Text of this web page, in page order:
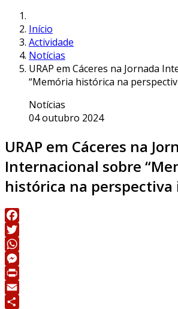
Início
Actividade
Notícias
URAP em Cáceres na Jornada
“Memória histórica na
Notícias
04 outubro 2024
URAP em Cáceres na
Internacional sobre
histórica na perspectiva
Facebook
Twitter
WhatsApp
Messenger
Print
Email